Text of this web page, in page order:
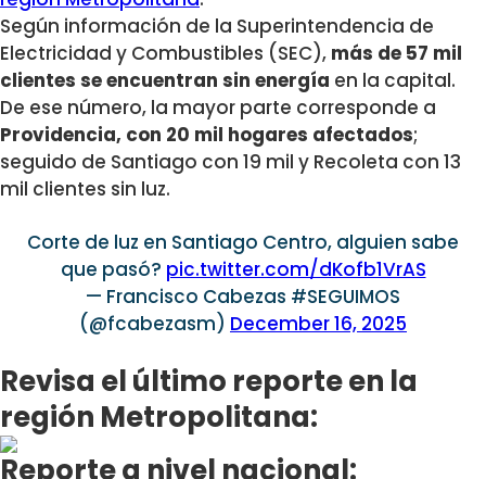
Según información de la Superintendencia de
Electricidad y Combustibles (SEC), más de 57 mil
clientes se encuentran sin energía en la capital.
De ese número, la mayor parte corresponde a
Providencia, con 20 mil hogares afectados;
seguido de Santiago con 19 mil y Recoleta con 13
mil clientes sin luz.
Corte de luz en Santiago Centro, alguien sabe
que pasó? pic.twitter.com/dKofb1VrAS
— Francisco Cabezas #SEGUIMOS
(@fcabezasm) December 16, 2025
Revisa el último reporte en la
región Metropolitana:
Reporte a nivel nacional: